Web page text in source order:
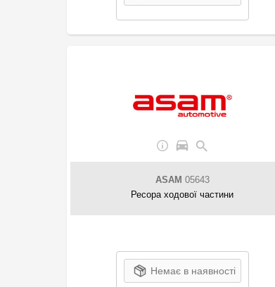
ASAM 05643
Ресора ходової частини
Немає в наявності